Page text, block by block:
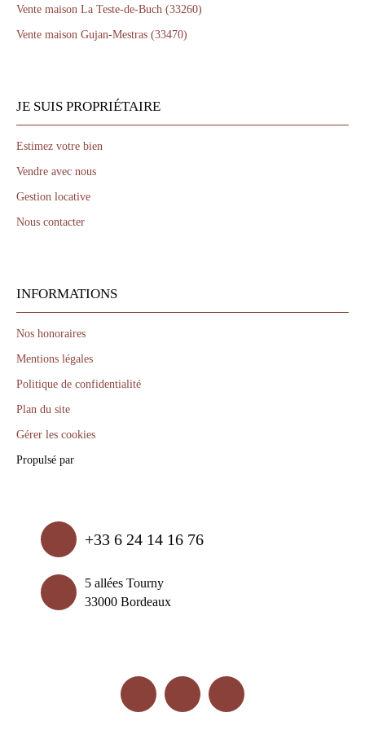
Vente maison La Teste-de-Buch (33260)
Vente maison Gujan-Mestras (33470)
JE SUIS PROPRIÉTAIRE
Estimez votre bien
Vendre avec nous
Gestion locative
Nous contacter
INFORMATIONS
Nos honoraires
Mentions légales
Politique de confidentialité
Plan du site
Gérer les cookies
Propulsé par
+33 6 24 14 16 76
5 allées Tourny
33000 Bordeaux